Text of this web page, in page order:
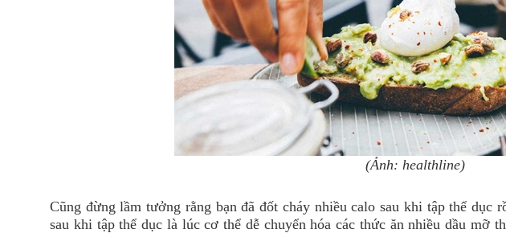
(Ảnh: healthline)
Cũng đừng lầm tưởng rằng bạn đã đốt cháy nhiều calo sau khi tập thể
sau khi tập thể dục là lúc cơ thể dễ chuyển hóa các thức ăn nhiều dầu mỡ